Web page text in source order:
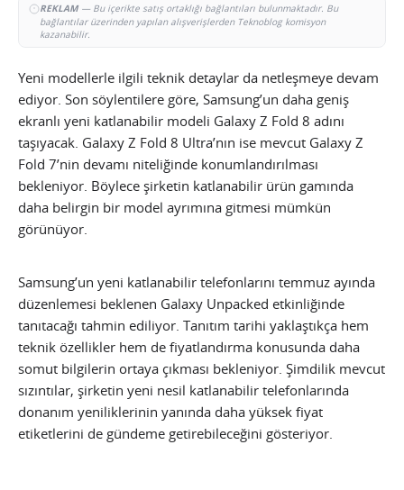
REKLAM— Bu içerikte satış ortaklığı bağlantıları bulunmaktadır. Bu
bağlantılar üzerinden yapılan alışverişlerden Teknoblog komisyon
kazanabilir.
Yeni modellerle ilgili teknik detaylar da netleşmeye devam
ediyor. Son söylentilere göre, Samsung’un daha geniş
ekranlı yeni katlanabilir modeli Galaxy Z Fold 8 adını
taşıyacak. Galaxy Z Fold 8 Ultra’nın ise mevcut Galaxy Z
Fold 7’nin devamı niteliğinde konumlandırılması
bekleniyor. Böylece şirketin katlanabilir ürün gamında
daha belirgin bir model ayrımına gitmesi mümkün
görünüyor.
Samsung’un yeni katlanabilir telefonlarını temmuz ayında
düzenlemesi beklenen Galaxy Unpacked etkinliğinde
tanıtacağı tahmin ediliyor. Tanıtım tarihi yaklaştıkça hem
teknik özellikler hem de fiyatlandırma konusunda daha
somut bilgilerin ortaya çıkması bekleniyor. Şimdilik mevcut
sızıntılar, şirketin yeni nesil katlanabilir telefonlarında
donanım yeniliklerinin yanında daha yüksek fiyat
etiketlerini de gündeme getirebileceğini gösteriyor.